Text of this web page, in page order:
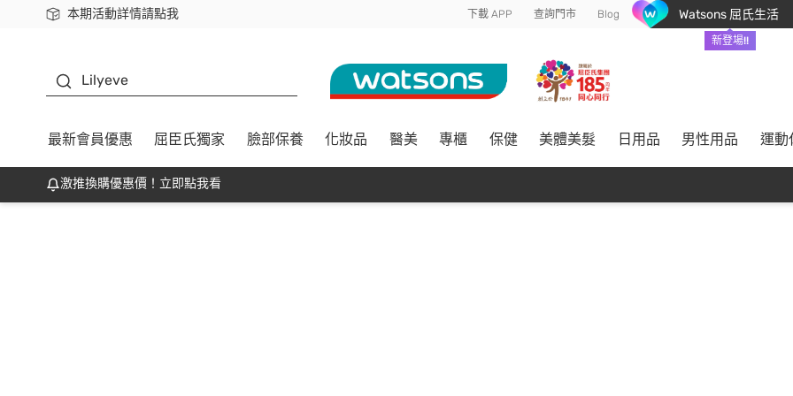
本期活動詳情請點我
下載app最高回饋$350 下載 APP 查詢門市 Blog Watsons 屈氏生活
新登場!!
Lilyeve
最新會員優惠 屈臣氏獨家 臉部保養 化妝品 醫美 專櫃 保健 美體美髮 日用品 男性用品 運動
激推換購優惠價！立即點我看